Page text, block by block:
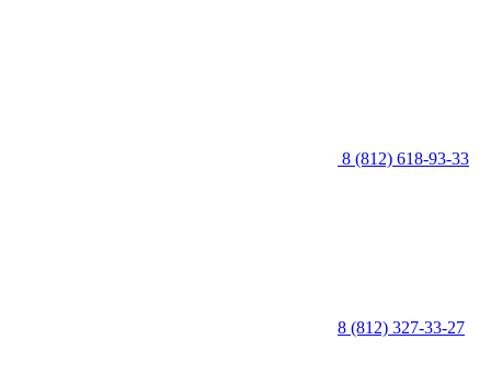
8 (812) 618-93-33
8 (812) 327-33-27